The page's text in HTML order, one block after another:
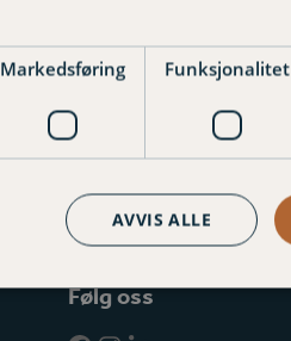
Klagemuligheter
Følg oss
Markedsføring Funksjonalitet
AVVIS ALLE